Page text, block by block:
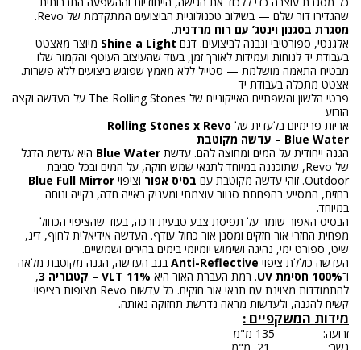
שהגדירו דור שלם — בשילוב טכנולוגיית הביצועים המתקדמת של Revo.
מסגרת בסגנון וינטג’ עם רוח מרדנית.
אלגנטי, ספורטיבי ונבנה לביצועים. דגם Shine a Light מיוצר מאצטט
בעבודת יד לנוחות ועמידות לאורך זמן, בעוד שהעיצוב העוטף והקמור שלו
מבטיח התאמה מושלמת — סטייל ללא מאמץ שפוגש ביצועים ללא פשרות.
אצטט מתכלה בעבודת יד
פרטי הלשון והשפתיים האייקוניים של The Rolling Stones על העדשה וקצה
הזרוע
אריזת פרימיום בלעדית של Rolling Stones x Revo
Blue Water – עדשה מקוטבת
הגנה ייחודית על המים ומחוצה להם. עדשת Blue Water היא עדשת הדגל
של Revo, שתוכננה במיוחד לתנאי שמש חזקה, על המים ובכל סביבת
Outdoor. זוהי עדשה מקוטבת עם
בסיס אפור וציפוי Blue Full Mirror
בחזית, המסייע בהפחתת סנוור עוצמתי ומעניק ראייה חדה, נקייה ונוחה
במיוחד.
הבסיס האפור שומר על תפיסת צבע טבעית ורכה, בעוד שהציפוי הכחול
מפחית החזרי אור חזקים ומסנן אור כחול עודף. העדשה אידיאלית לחוף, דיג,
שיט, ספורט ימי, נהיגה ושימוש יומיומי בימים בהירים ושמשיים.
העדשה כוללת ציפוי Anti-Reflective בגב העדשה, הגנה מקוטבת מלאה
ו־100% חסימת UV . רמת העברת האור היא 11% VLT – קטגוריה 3
,
להתמודדות מצוינת עם תנאי אור חזקים. כל עדשות Revo מצופות בציפוי
קשיח להגנה, ולעדשות מראה נדרשת תחזוקה נאותה.
מידות המשקפיים :
זרועה: 135 מ"מ